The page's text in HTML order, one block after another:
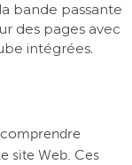
bande passante
des pages avec
intégrées.
site Web. Ces